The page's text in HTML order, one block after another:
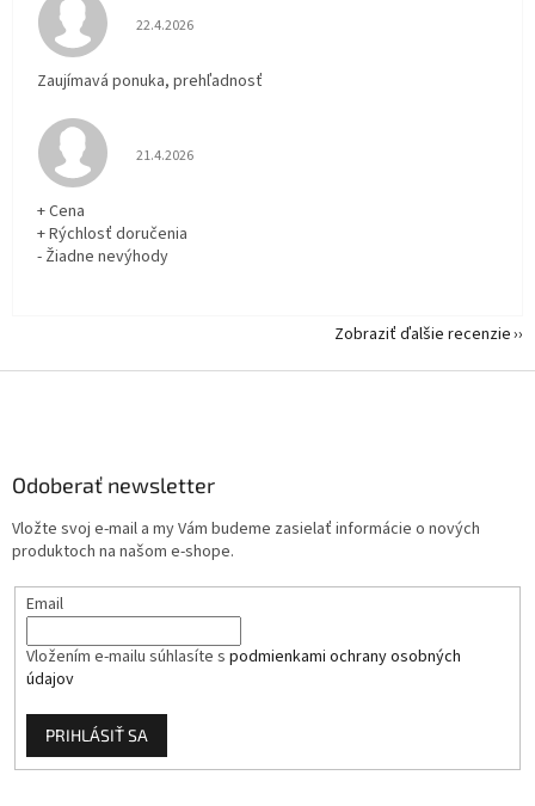
Hodnotenie obchodu je 5 z 5 hviezdičiek.
22.4.2026
Zaujímavá ponuka, prehľadnosť
Hodnotenie obchodu je 5 z 5 hviezdičiek.
21.4.2026
+ Cena
+ Rýchlosť doručenia
- Žiadne nevýhody
Zobraziť ďalšie recenzie
Odoberať newsletter
Vložte svoj e-mail a my Vám budeme zasielať informácie o nových
produktoch na našom e-shope.
Email
Vložením e-mailu súhlasíte s podmienkami ochrany osobných
údajov
PRIHLÁSIŤ SA